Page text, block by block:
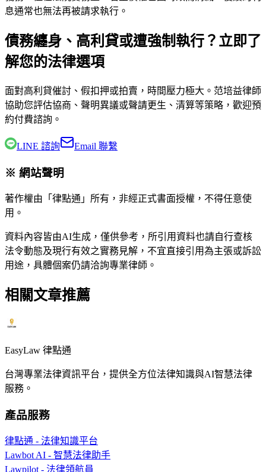
息通常也無法再被請求執行。
債務纏身、高利貸或遭強制執行？立即了
解您的法律選項
面對高利貸催討、假扣押或拍賣，時間壓力極大。 范培益律師
協助您評估協商、聲明異議或聲請更生、清算等策略，歡迎預
約付費諮詢。
LINE 諮詢 Email 聯繫
※ 網站聲明
著作權由「律點通」所有，非經正式書面授權，不得任意使
用。
資料內容皆由AI生成，僅供參考，所引用資料也請自行查核
法令動態及現行有效之實務見解，不宜直接引用為主張或訴訟
用途，具體個案仍請洽詢專業律師。
相關文章推薦
EasyLaw 律點通
台灣專業法律資訊平台，提供全方位法律知識與AI智慧法律
服務。
產品服務
律點通 - 法律知識平台
Lawbot AI - 智慧法律助手
Lawpilot - 法律領航員